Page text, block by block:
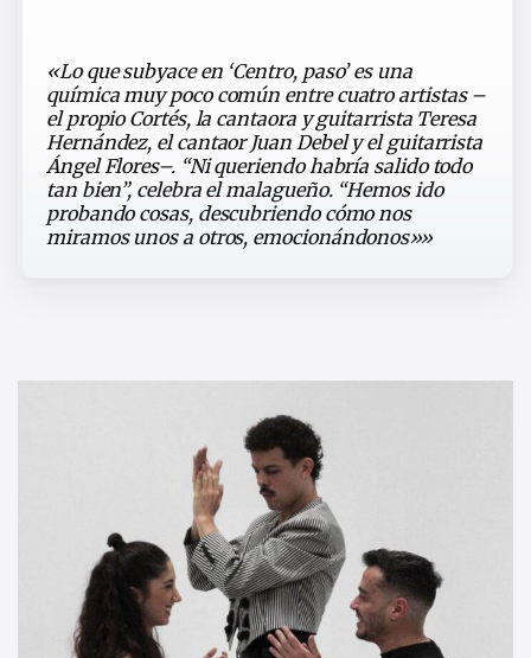
«Lo que subyace en ‘Centro, paso’ es una
química muy poco común entre cuatro artistas –
el propio Cortés, la cantaora y guitarrista Teresa
Hernández, el cantaor Juan Debel y el guitarrista
Ángel Flores–. “Ni queriendo habría salido todo
tan bien”, celebra el malagueño. “Hemos ido
probando cosas, descubriendo cómo nos
miramos unos a otros, emocionándonos»»